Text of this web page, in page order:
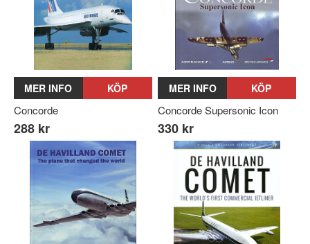
MER INFO KÖP
Concorde
288 kr
MER INFO KÖP
Concorde Supersonic Icon
330 kr